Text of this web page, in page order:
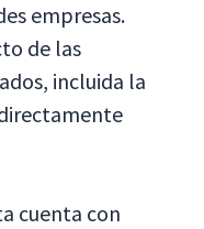
empresas.
de las
incluida la
cuenta con